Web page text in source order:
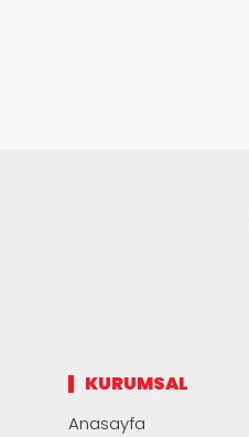
KURUMSAL
Anasayfa